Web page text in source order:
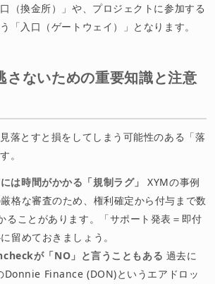
（換金所）」や、プロジェクトに参加する
「入口（ゲートウェイ）」となります。
さないための重要知識と注意
落とすと損をしてしまう可能性のある「落
。
は時間がかかる「規制ラグ」
XYMの事例
格な審査のため、権利確定から付与まで数
ることがあります。「サポート発表＝即付
留めておきましょう。
が「NO」と言うこともある 過去に
Donnie Finance (DON)というエアドロッ